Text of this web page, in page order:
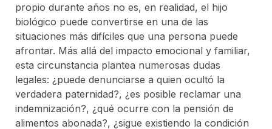
propio durante años no es, en realidad, el hijo
biológico puede convertirse en una de las
situaciones más difíciles que una persona puede
afrontar. Más allá del impacto emocional y familiar,
esta circunstancia plantea numerosas dudas
legales: ¿puede denunciarse a quien ocultó la
verdadera paternidad?, ¿es posible reclamar una
indemnización?, ¿qué ocurre con la pensión de
alimentos abonada?, ¿sigue existiendo la condición